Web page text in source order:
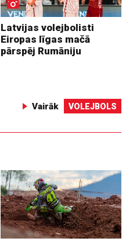
Latvijas volejbolisti
Eiropas līgas mačā
pārspēj Rumāniju
Vairāk VOLEJBOLS